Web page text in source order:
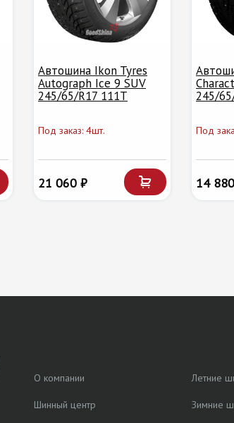
Автошина Ikon Tyres
Autograph Ice 9 SUV
245/65/R17 111T
Под заказ: 4шт.
21 060 ₽
245/
Под
14
О компании
Шинный центр
Летние
Зимние